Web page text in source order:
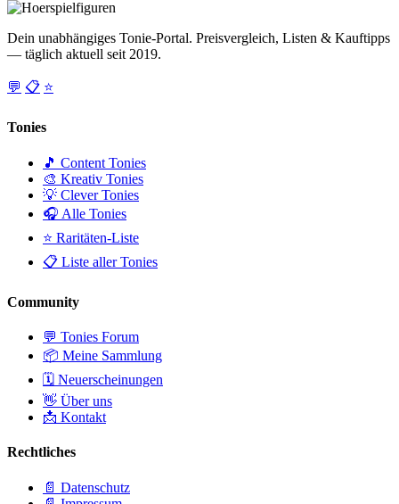
Dein unabhängiges Tonie-Portal. Preisvergleich, Listen & Kauftipps
— täglich aktuell seit 2019.
💬 📋 ⭐
Tonies
🎵 Content Tonies
🎨 Kreativ Tonies
💡 Clever Tonies
🎧 Alle Tonies
⭐ Raritäten-Liste
📋 Liste aller Tonies
Community
💬 Tonies Forum
📦 Meine Sammlung
🗓️ Neuerscheinungen
👋 Über uns
📩 Kontakt
Rechtliches
📄 Datenschutz